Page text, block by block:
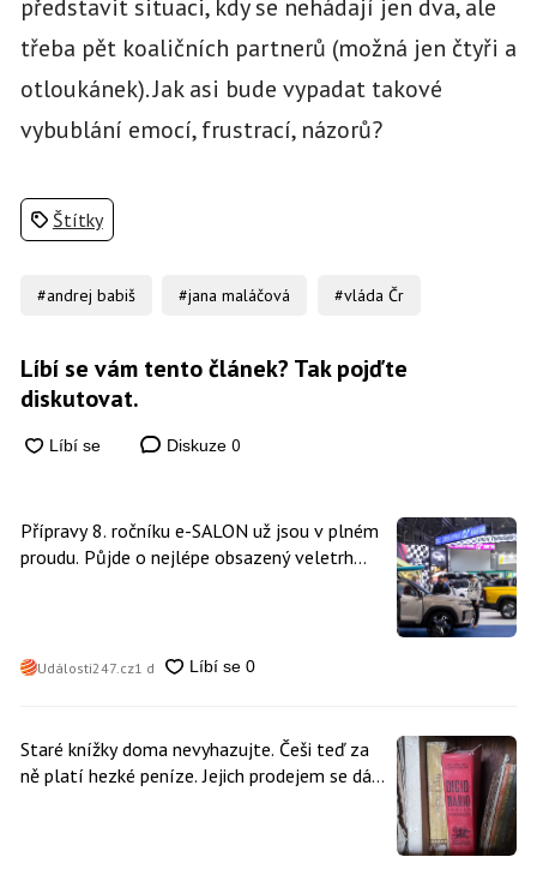
představit situaci, kdy se nehádají jen dva, ale
třeba pět koaličních partnerů (možná jen čtyři a
otloukánek). Jak asi bude vypadat takové
vybublání emocí, frustrací, názorů?
Štítky
#andrej babiš #jana maláčová #vláda Čr
Líbí se vám tento článek? Tak pojďte
diskutovat.
Diskuze 0
Přípravy 8. ročníku e-SALON už jsou v plném
proudu. Půjde o nejlépe obsazený veletrh
Události247.cz1 d
Staré knížky doma nevyhazujte. Češi teď za
ně platí hezké peníze. Jejich prodejem se dá